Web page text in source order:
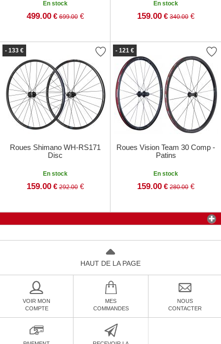
En stock
499.00 € 699.00€
En stock
159.00 € 340.00 €
- 133 €
Roues Shimano WH-RS171
Disc
En stock
159.00 € 292.00€
- 121 €
Roues Vision Team 30 Comp -
Patins
En stock
159.00 € 280.00 €
HAUT DE LA PAGE
VOIR MON
COMPTE
MES
COMMANDES
NOUS
CONTACTER